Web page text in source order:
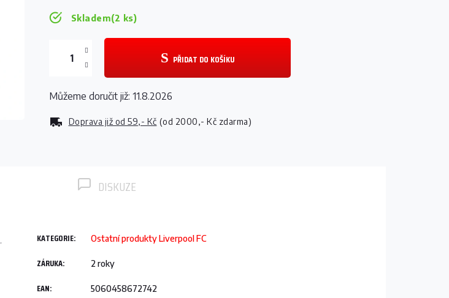
Skladem(2 ks)
Doprava již od 59,- Kč (od 2000,- Kč zdarma)
PŘIDAT DO KOŠÍKU
Můžeme doručit již: 11.8.2026
DISKUZE
.
KATEGORIE: Ostatní produkty Liverpool FC
ZÁRUKA: 2 roky
EAN: 5060458672742